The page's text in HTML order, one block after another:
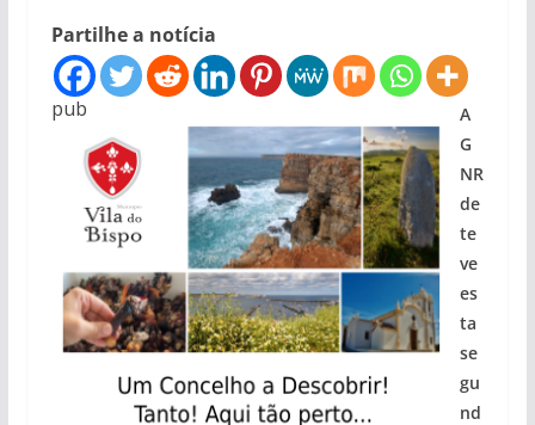
Partilhe a notícia
pub
A
G
NR
de
te
ve
es
ta
se
gu
nd